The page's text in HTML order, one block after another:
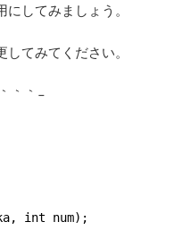
してみましょう。
てみてください。
｀｀–
int num);